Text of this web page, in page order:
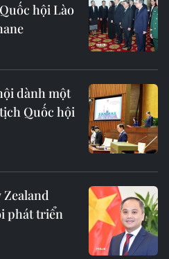
hội Lào
dành một
Quốc hội
Zealand
phát triển